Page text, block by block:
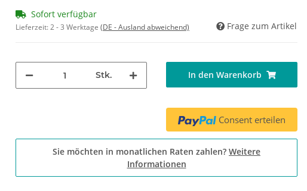
Sofort verfügbar
Lieferzeit:2 - 3 Werktage (DE - Ausland abweichend) Frage zum Artikel
Stk. In den Warenkorb
Consent erteilen
Sie möchten in monatlichen Raten zahlen? Weitere
Informationen